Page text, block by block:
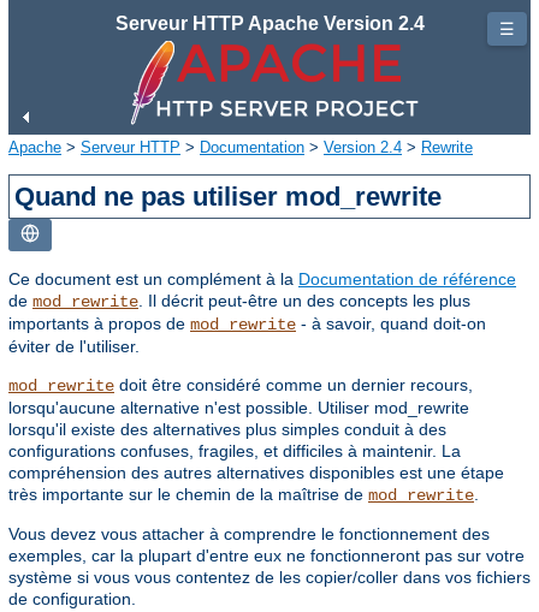
Serveur HTTP Apache Version 2.4
Apache > Serveur HTTP > Documentation > Version 2.4 > Rewrite
Quand ne pas utiliser mod_rewrite
Ce document est un complément à la Documentation de référence
de mod_rewrite . Il décrit peut-être un des concepts les plus
importants à propos de mod_rewrite - à savoir, quand doit-on
éviter de l'utiliser.
mod_rewrite doit être considéré comme un dernier recours,
lorsqu'aucune alternative n'est possible. Utiliser mod_rewrite
lorsqu'il existe des alternatives plus simples conduit à des
configurations confuses, fragiles, et difficiles à maintenir. La
compréhension des autres alternatives disponibles est une étape
très importante sur le chemin de la maîtrise de mod_rewrite
Vous devez vous attacher à comprendre le fonctionnement des
exemples, car la plupart d'entre eux ne fonctionneront pas sur votre
système si vous vous contentez de les copier/coller dans vos fichiers
de configuration.
☰